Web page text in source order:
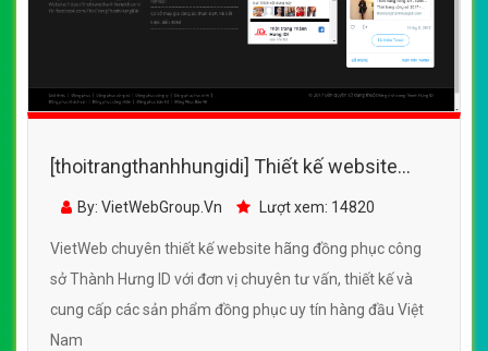
[thoitrangthanhhungidi] Thiết kế website
hãng đồng phục công sở Thành Hưng ID
By: VietWebGroup.Vn Lượt xem: 14820
VietWeb chuyên thiết kế website hãng đồng phục công
sở Thành Hưng ID với đơn vị chuyên tư vấn, thiết kế và
cung cấp các sản phẩm đồng phục uy tín hàng đầu Việt
Nam